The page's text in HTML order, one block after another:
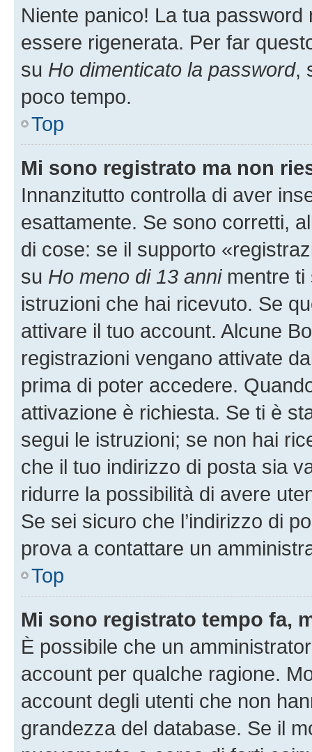
Niente panico! La tua
essere rigenerata. Per far
su Ho dimenticato la password,
poco tempo.
Top
Mi sono registrato ma non
Innanzitutto controlla di aver
esattamente. Se sono corretti,
di cose: se il supporto
su Ho meno di 13 annimentre ti
istruzioni che hai ricevuto. Se
attivare il tuo account. Alcune
registrazioni vengano attivate
prima di poter accedere.
attivazione è richiesta. Se ti è
segui le istruzioni; se non hai
che il tuo indirizzo di posta sia
ridurre la possibilità di avere
Se sei sicuro che l’indirizzo di
prova a contattare un
Top
Mi sono registrato tempo fa,
È possibile che un
account per qualche ragione.
account degli utenti che non
grandezza del database. Se il